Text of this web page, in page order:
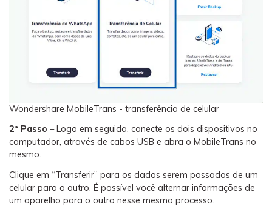
Wondershare MobileTrans - transferência de celular
2ª Passo – Logo em seguida, conecte os dois dispositivos no
computador, através de cabos USB e abra o MobileTrans no
mesmo.
Clique em “Transferir” para os dados serem passados de um
celular para o outro. É possível você alternar informações de
um aparelho para o outro nesse mesmo processo.